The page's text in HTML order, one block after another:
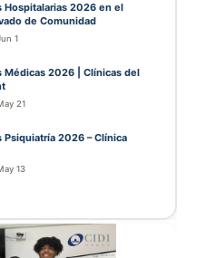
Hospitalarias 2026 en el
de Comunidad
1
Médicas 2026 | Clínicas del
21
Psiquiatría 2026 – Clínica
13